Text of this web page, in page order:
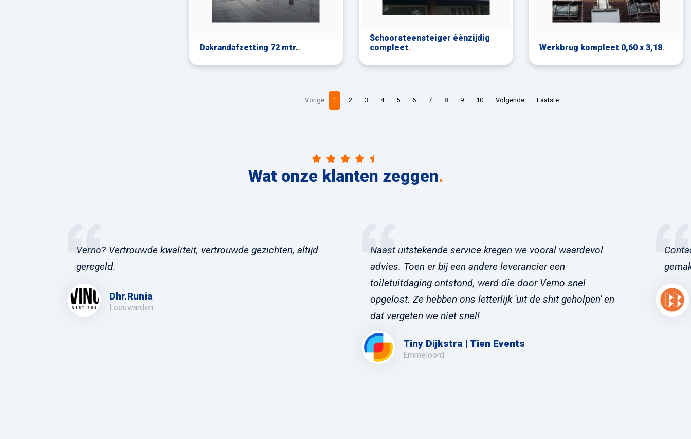
Dakrandafzetting 72 mtr..
Schoorsteensteiger éénzijdig
compleet. Werkbrug kompleet 0,60 x 3,18.
Vorige 1 2 3 4 5 6 7 8 9 10 Volgende Laatste
Wat onze klanten zeggen.
Verno? Vertrouwde kwaliteit, vertrouwde gezichten, altijd
geregeld.
Dhr.Runia
Leeuwarden
Naast uitstekende service kregen we vooral waardevol
advies. Toen er bij een andere leverancier een
toiletuitdaging ontstond, werd die door Verno snel
opgelost. Ze hebben ons letterlijk 'uit de shit geholpen' en
dat vergeten we niet snel!
Tiny Dijkstra | Tien Events
Emmeloord